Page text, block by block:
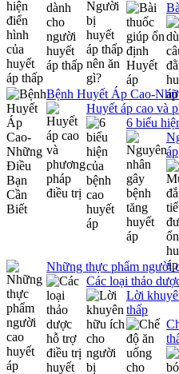
Bệnh Huyết Áp Cao-
Huyết áp cao và
6 biểu
áp
Những thực phẩm người
Các loại thảo
Lời
thấp